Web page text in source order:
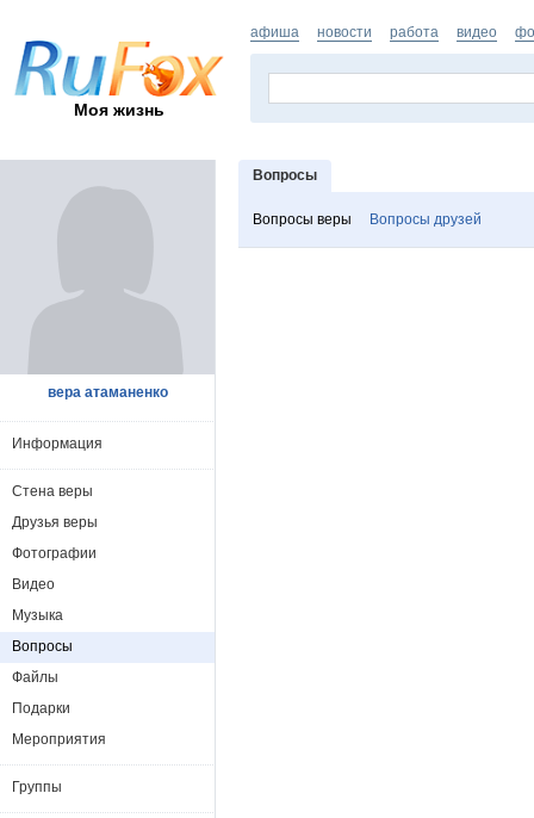
Моя жизнь
афиша новости работа видео
Вопросы
Вопросы веры Вопросы друзей
вера атаманенко
Информация
Стена веры
Друзья веры
Фотографии
Видео
Музыка
Вопросы
Файлы
Подарки
Мероприятия
Группы